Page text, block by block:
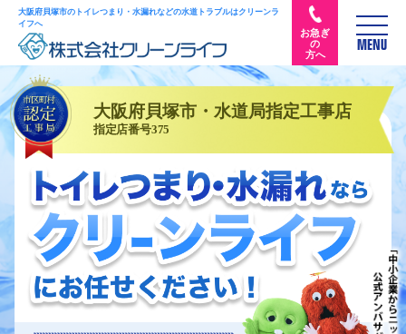
大阪府貝塚市のトイレつまり・水漏れなどの水道トラブルはクリーンラ
イフへ
お急ぎ
の
方へ
MENU
大阪府貝塚市・水道局指定工事店
指定店番号375